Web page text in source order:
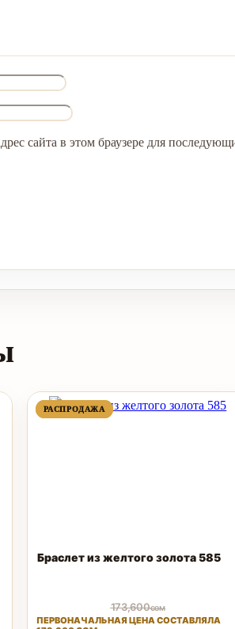
сайта в этом браузере для
РАСПРОДАЖАПРОДАВАЕМЫЙ
ТОВАР
РАСПРОДАЖАПРОДАВАЕМЫЙ
ТОВАР
Браслет из желтого золота 585
173,600сом
ПЕРВОНАЧАЛЬНАЯ ЦЕНА СОСТАВЛЯЛА